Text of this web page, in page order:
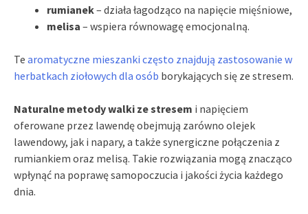
rumianek– działa łagodząco na napięcie mięśniowe,
melisa – wspiera równowagę emocjonalną.
Te aromatyczne mieszanki często znajdują zastosowanie w
herbatkach ziołowych dla osób borykających się ze stresem.
Naturalne metody walki ze stresem i napięciem
oferowane przez lawendę obejmują zarówno olejek
lawendowy, jak i napary, a także synergiczne połączenia z
rumiankiem oraz melisą. Takie rozwiązania mogą znacząco
wpłynąć na poprawę samopoczucia i jakości życia każdego
dnia.